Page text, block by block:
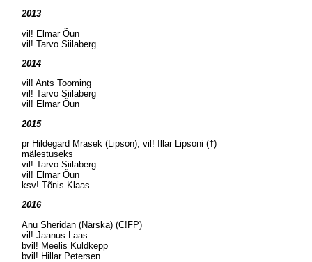
2013
vil! Elmar Õun
vil! Tarvo Siilaberg
2014
vil! Ants Tooming
vil! Tarvo Siilaberg
vil! Elmar Õun
2015
pr Hildegard Mrasek (Lipson), vil! Illar Lipsoni (†)
mälestuseks
vil! Tarvo Siilaberg
vil! Elmar Õun
ksv! Tõnis Klaas
2016
Anu Sheridan (Närska) (C!FP)
vil! Jaanus Laas
bvil! Meelis Kuldkepp
bvil! Hillar Petersen